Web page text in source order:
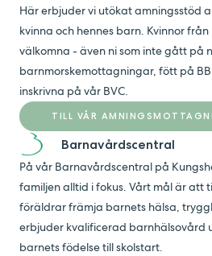
Här erbjuder vi utökat amningsstöd
kvinna och hennes barn. Kvinnor
välkomna - även ni som inte gått på
barnmorskemottagningar, fött på
inskrivna på vår BVC.
TILL VÅR
Barnavårdscentral
På vår Barnavårdscentral på
familjen alltid i fokus. Vårt mål är att
föräldrar främja barnets hälsa,
erbjuder kvalificerad barnhälsovård
barnets födelse till skolstart.